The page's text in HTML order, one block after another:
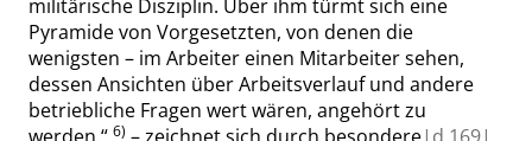
militärische Disziplin. Über ihm türmt sich eine
Pyramide von Vorgesetzten, von denen die
wenigsten – im Arbeiter einen Mitarbeiter sehen,
dessen Ansichten über Arbeitsverlauf und andere
betriebliche Fragen wert wären, angehört zu
6)